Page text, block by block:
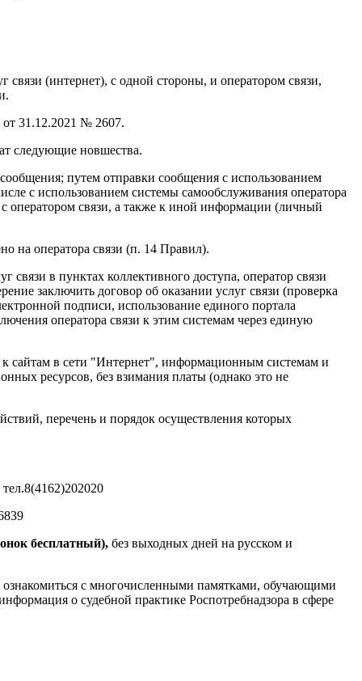
связи (интернет), с одной стороны, и оператором связи,
от 31.12.2021 № 2607.
следующие новшества.
путем отправки сообщения с использованием
с использованием системы самообслуживания оператора
с оператором связи, а также к иной информации (личный
на оператора связи (п. 14 Правил).
связи в пунктах коллективного доступа, оператор связи
заключить договор об оказании услуг связи (проверка
подписи, использование единого портала
оператора связи к этим системам через единую
к сайтам в сети "Интернет", информационным системам и
ресурсов, без взимания платы (однако это не
перечень и порядок осуществления которых
бесплатный), без выходных дней на русском и
с многочисленными памятками, обучающими
о судебной практике Роспотребнадзора в сфере